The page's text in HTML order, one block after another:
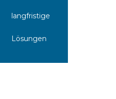
langfristige
Lösungen